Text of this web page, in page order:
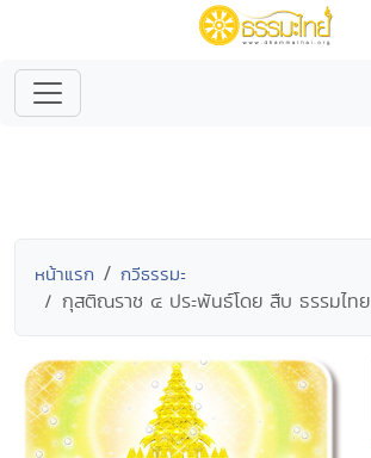
หน้าแรก กวีธรรมะ
กุสติณราช ๔ ประพันธ์โดย สืบ ธรรมไทย